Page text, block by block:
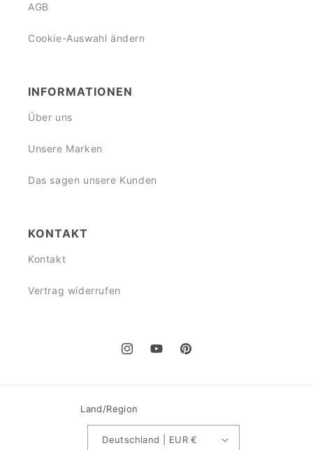
AGB
Cookie-Auswahl ändern
INFORMATIONEN
Über uns
Unsere Marken
Das sagen unsere Kunden
KONTAKT
Kontakt
Vertrag widerrufen
InstagramYouTubePinterest
Land/Region
Deutschland | EUR €